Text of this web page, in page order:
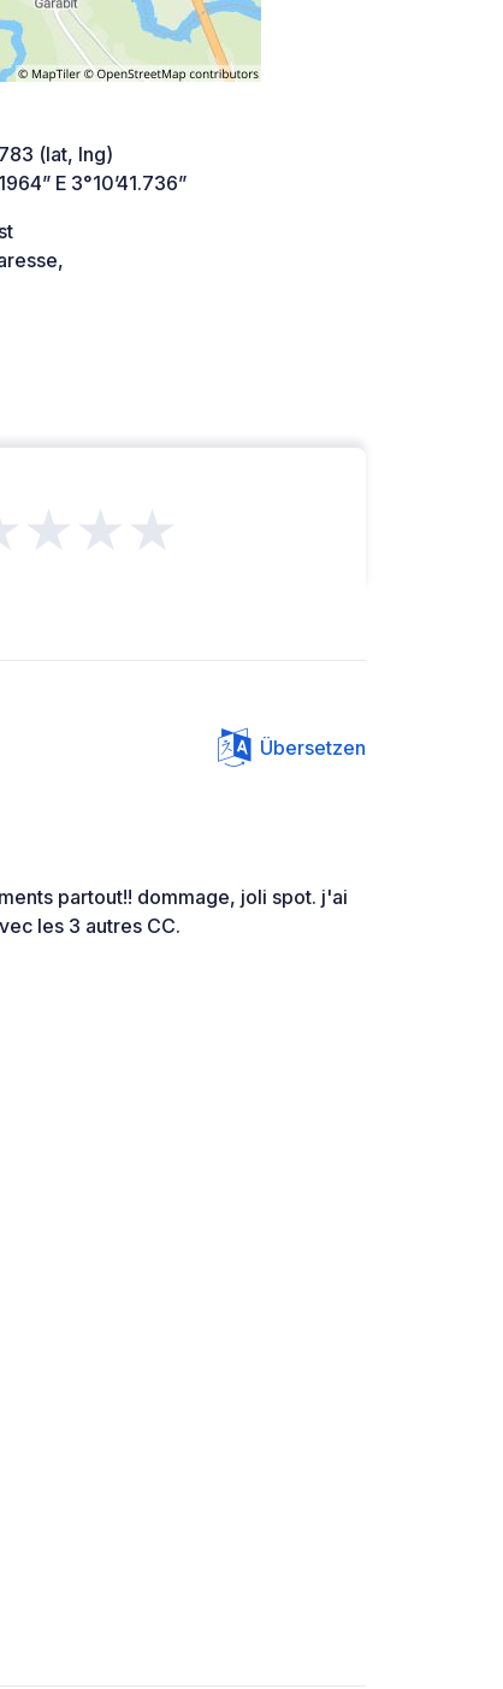
(lat, lng)
E 3°10’41.736”
Übersetzen
partout!! dommage, joli spot. j'ai
les 3 autres CC.